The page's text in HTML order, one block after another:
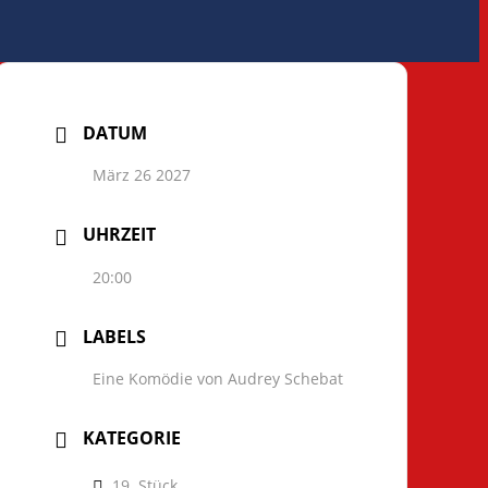
DATUM
März 26 2027
UHRZEIT
20:00
LABELS
Eine Komödie von Audrey Schebat
KATEGORIE